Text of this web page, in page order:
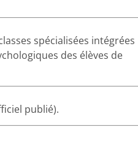
spécialisées intégrées
des élèves de
publié).